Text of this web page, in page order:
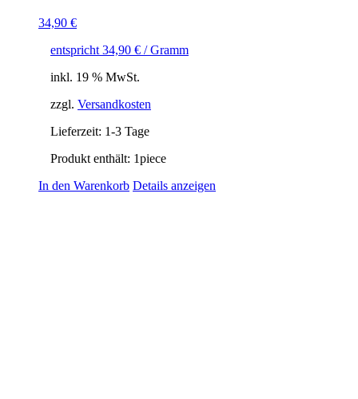
34,90 €
entspricht 34,90 € / Gramm
inkl. 19 % MwSt.
zzgl. Versandkosten
Lieferzeit: 1-3 Tage
Produkt enthält: 1piece
In den Warenkorb Details anzeigen